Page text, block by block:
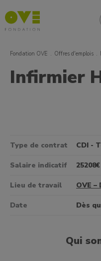
Fondation OVE Offres d'emplois
Infirmier
Type de contrat CDI -
Salaire indicatif
Lieu de travail OVE
Date Dès
Qui